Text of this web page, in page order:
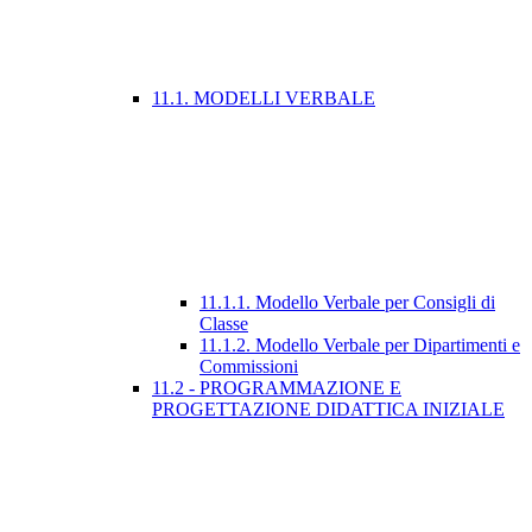
11.1. MODELLI VERBALE
11.1.1. Modello Verbale per Consigli di
Classe
11.1.2. Modello Verbale per Dipartimenti e
Commissioni
11.2 - PROGRAMMAZIONE E
PROGETTAZIONE DIDATTICA INIZIALE